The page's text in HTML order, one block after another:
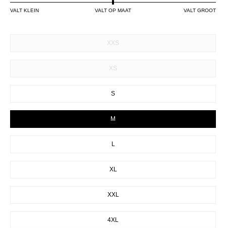
VALT KLEIN VALT OP MAAT VALT GROOT
XXS
XS
S
M
L
XL
XXL
4XL